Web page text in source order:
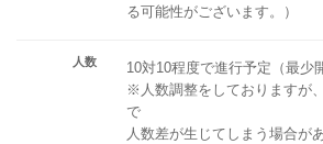
る可能性がございます。）
人数
10対10程度で進行予定（最少
※人数調整をしておりますが
で
人数差が生じてしまう場合が